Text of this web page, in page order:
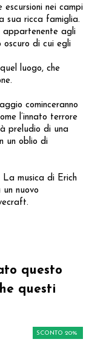
nei campi
sua ricca famiglia.
appartenente agli
di cui egli
luogo, che
cominceranno
l’innato terrore
preludio di una
un oblio di
musica di Erich
nuovo
questo
questi
SCONTO 20%